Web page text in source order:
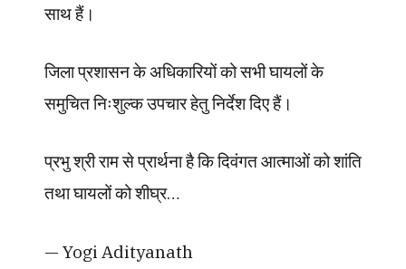
साथ हैं।
जिला प्रशासन के अधिकारियों को सभी घायलों के
समुचित निःशुल्क उपचार हेतु निर्देश दिए हैं।
प्रभु श्री राम से प्रार्थना है कि दिवंगत आत्माओं को शांति
तथा घायलों को शीघ्र…
— Yogi Adityanath